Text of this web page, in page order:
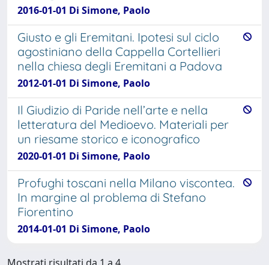
2016-01-01 Di Simone, Paolo
Giusto e gli Eremitani. Ipotesi sul ciclo
agostiniano della Cappella Cortellieri
nella chiesa degli Eremitani a Padova
2012-01-01 Di Simone, Paolo
Il Giudizio di Paride nell’arte e nella
letteratura del Medioevo. Materiali per
un riesame storico e iconografico
2020-01-01 Di Simone, Paolo
Profughi toscani nella Milano viscontea.
In margine al problema di Stefano
Fiorentino
2014-01-01 Di Simone, Paolo
Mostrati risultati da 1 a 4